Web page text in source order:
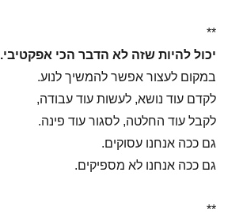
**
יכול להיות שזה לא הדבר הכי אפקטיבי.
במקום לעצור אפשר להמשיך לנוע.
לקדם עוד נושא, לעשות עוד עבודה,
לקבל עוד החלטה, לסגור עוד פינה.
גם ככה אנחנו עסוקים.
גם ככה אנחנו לא מספיקים.
**